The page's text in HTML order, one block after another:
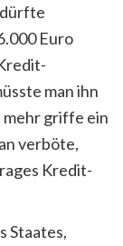
Euro
man ihn
mehr griffe ein
verböte,
Kredit-
Staates,